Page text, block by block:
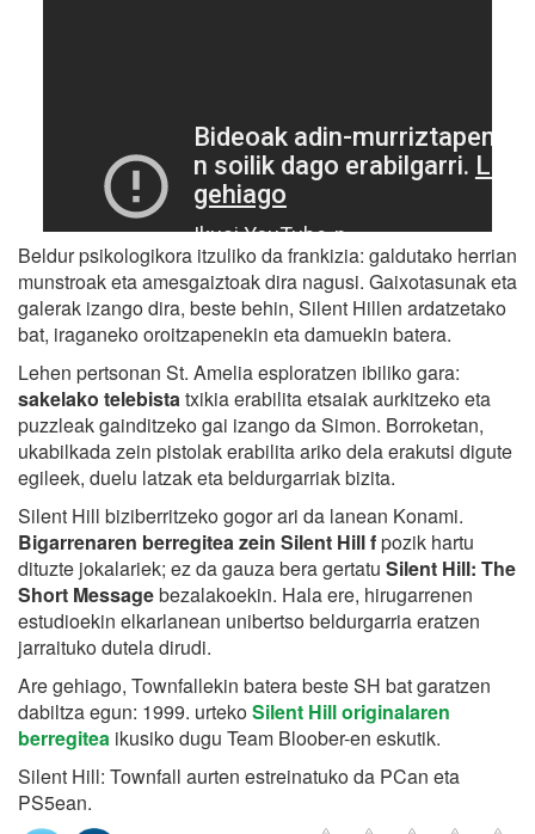
Beldur psikologikora itzuliko da frankizia: galdutako herrian
munstroak eta amesgaiztoak dira nagusi. Gaixotasunak eta
galerak izango dira, beste behin, Silent Hillen ardatzetako
bat, iraganeko oroitzapenekin eta damuekin batera.
Lehen pertsonan St. Amelia esploratzen ibiliko gara:
sakelako telebista txikia erabilita etsaiak aurkitzeko eta
puzzleak gainditzeko gai izango da Simon. Borroketan,
ukabilkada zein pistolak erabilita ariko dela erakutsi digute
egileek, duelu latzak eta beldurgarriak bizita.
Silent Hill biziberritzeko gogor ari da lanean Konami.
Bigarrenaren berregitea zein Silent Hill fpozik hartu
dituzte jokalariek; ez da gauza bera gertatu Silent Hill: The
Short Messagebezalakoekin. Hala ere, hirugarrenen
estudioekin elkarlanean unibertso beldurgarria eratzen
jarraituko dutela dirudi.
Are gehiago, Townfallekin batera beste SH bat garatzen
dabiltza egun: 1999. urtekoSilent Hill originalaren
berregitea ikusiko dugu Team Bloober-en eskutik.
Silent Hill: Townfall aurten estreinatuko da PCan eta
PS5ean.